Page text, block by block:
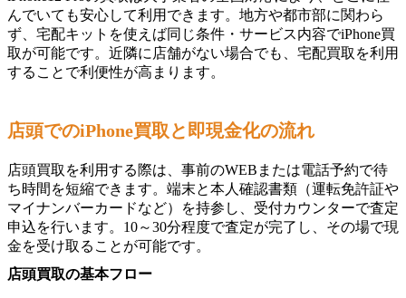
んでいても安心して利用できます。地方や都市部に関わら
ず、宅配キットを使えば同じ条件・サービス内容でiPhone買
取が可能です。近隣に店舗がない場合でも、宅配買取を利用
することで利便性が高まります。
店頭でのiPhone買取と即現金化の流れ
店頭買取を利用する際は、事前のWEBまたは電話予約で待
ち時間を短縮できます。端末と本人確認書類（運転免許証や
マイナンバーカードなど）を持参し、受付カウンターで査定
申込を行います。10～30分程度で査定が完了し、その場で現
金を受け取ることが可能です。
店頭買取の基本フロー